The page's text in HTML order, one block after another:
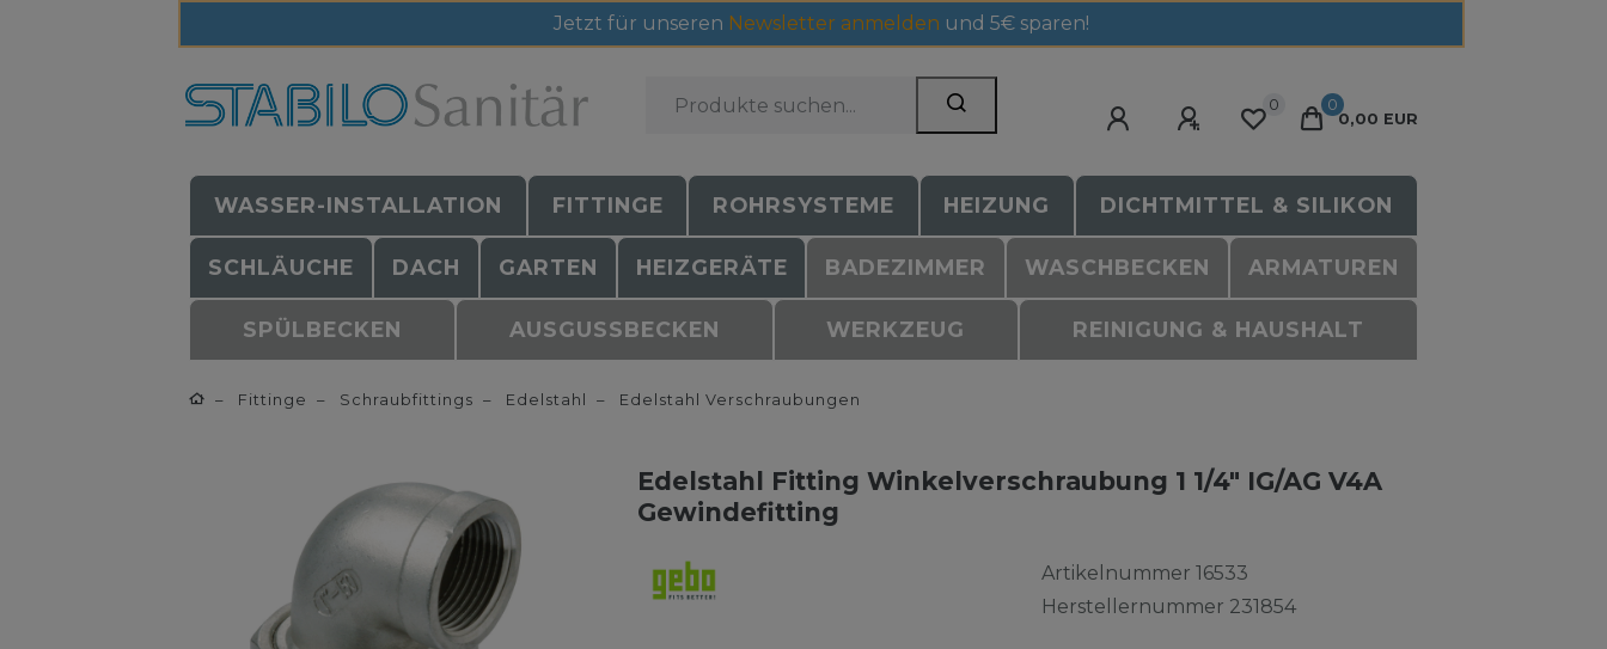
Jetzt für unseren Newsletter anmelden und 5€ sparen!
0
0
0,00 EUR
WASSER-INSTALLATION FITTINGE ROHRSYSTEME HEIZUNG DICHTMITTEL & SILIKON
SCHLÄUCHE DACH GARTEN HEIZGERÄTE BADEZIMMER WASCHBECKEN ARMATUREN
SPÜLBECKEN AUSGUSSBECKEN WERKZEUG REINIGUNG & HAUSHALT
Fittinge Schraubfittings Edelstahl Edelstahl Verschraubungen
Edelstahl Fitting Winkelverschraubung 1 1/4" IG/AG V4A
Gewindefitting
Artikelnummer16533
Herstellernummer 231854